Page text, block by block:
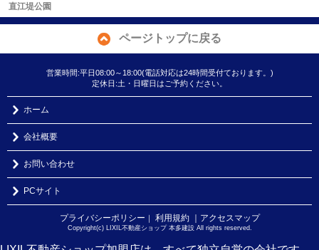
直江堤公園
ページトップに戻る
営業時間:平日08:00～18:00(電話対応は24時間受付ております。)
定休日:土・日曜日はご予約ください。
ホーム
会社概要
お問い合わせ
PCサイト
プライバシーポリシー ｜ 利用規約 ｜アクセスマップ
Copyright(c) LIXIL不動産ショップ 本多建設 All rights reserved.